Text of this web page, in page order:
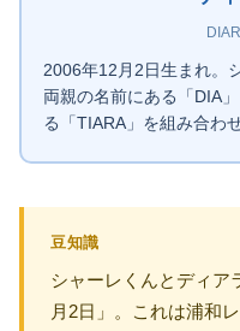
2006年12月2日生まれ。
両親の名前にある「DIA
る「TIARA」を組み合わ
豆知識
シャーレくんとディア
月2日」。これは浦和